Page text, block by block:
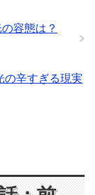
容態は？
の辛すぎる現実